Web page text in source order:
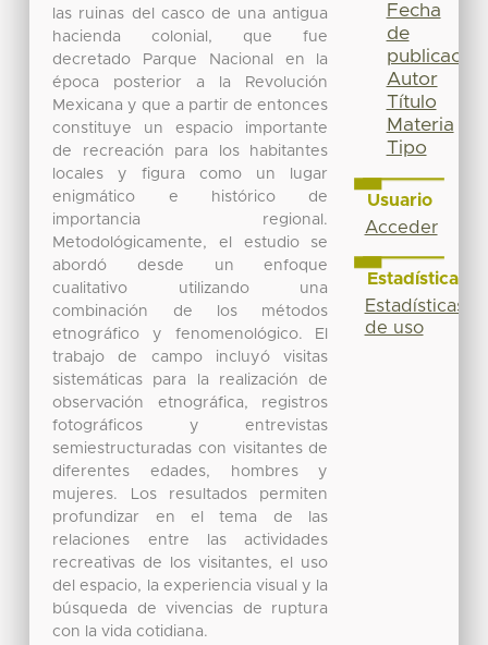
las ruinas del casco de una antigua
hacienda colonial, que fue
decretado Parque Nacional en la
época posterior a la Revolución
Mexicana y que a partir de entonces
constituye un espacio importante
de recreación para los habitantes
locales y figura como un lugar
enigmático e histórico de
importancia regional.
Metodológicamente, el estudio se
abordó desde un enfoque
cualitativo utilizando una
combinación de los métodos
etnográfico y fenomenológico. El
trabajo de campo incluyó visitas
sistemáticas para la realización de
observación etnográfica, registros
fotográficos y entrevistas
semiestructuradas con visitantes de
diferentes edades, hombres y
mujeres. Los resultados permiten
profundizar en el tema de las
relaciones entre las actividades
recreativas de los visitantes, el uso
del espacio, la experiencia visual y la
búsqueda de vivencias de ruptura
con la vida cotidiana.
Fecha
de
publicación
Autor
Título
Materia
Tipo
Usuario
Acceder
Estadísticas
Estadísticas
de uso